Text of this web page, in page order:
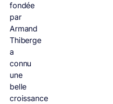
fondée
par
Armand
Thiberge
a
connu
une
belle
croissance